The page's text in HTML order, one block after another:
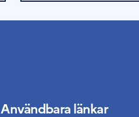
Användbara länkar